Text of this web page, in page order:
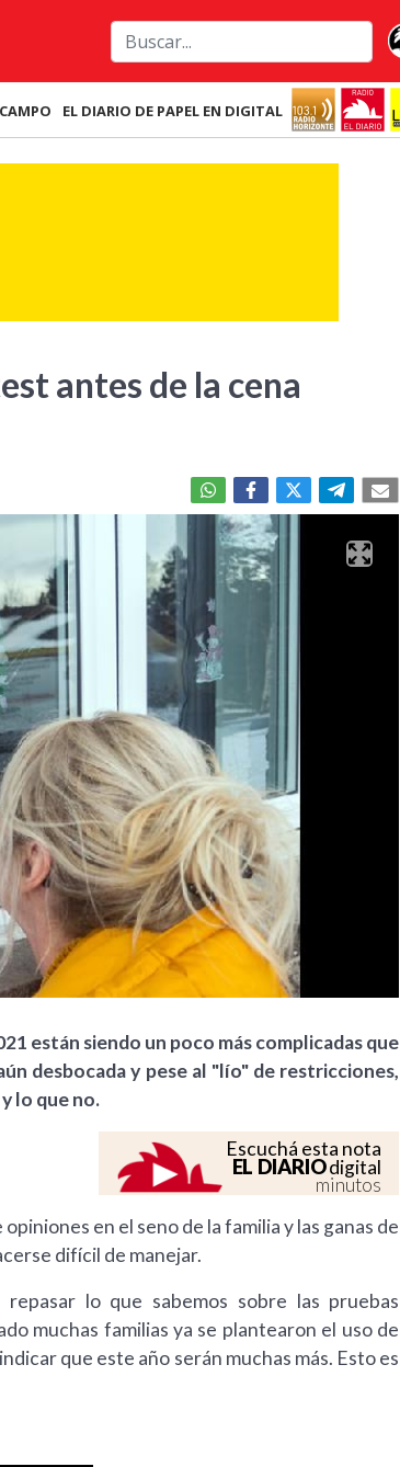
CAMPO EL DIARIO DE PAPEL EN DIGITAL
antes de la cena
están siendo un poco más complicadas que
desbocada y pese al "lío" de restricciones,
lo que no.
Escuchá esta nota
EL DIARIOdigital
minutos
en el seno de la familia y las ganas de
difícil de manejar.
lo que sabemos sobre las pruebas
muchas familias ya se plantearon el uso de
que este año serán muchas más. Esto es